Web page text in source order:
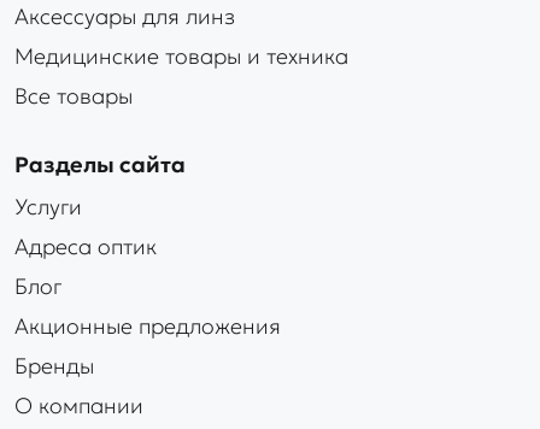
Аксессуары для линз
Медицинские товары и техника
Все товары
Разделы сайта
Услуги
Адреса оптик
Блог
Акционные предложения
Бренды
О компании